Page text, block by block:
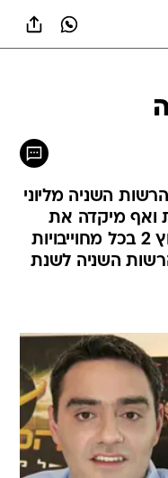
השניה מליוני
ואף מיקדה את
הרגולציה, עומדות זכייניות ערוץ 2 בכל מחוייבויות
השניה לשנת